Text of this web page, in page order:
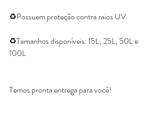
♻️Possuem proteção contra raios UV.
♻️Tamanhos disponíveis: 15L, 25L, 50L e
100L
Temos pronta entrega para você!